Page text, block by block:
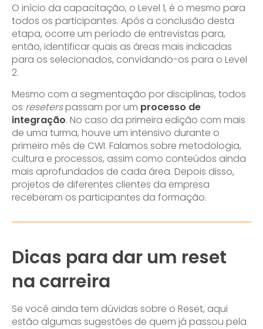
O início da capacitação, o Level 1, é o mesmo para
todos os participantes. Após a conclusão desta
etapa, ocorre um período de entrevistas para,
então, identificar quais as áreas mais indicadas
para os selecionados, convidando-os para o Level
2.
Mesmo com a segmentação por disciplinas, todos
os reseterspassam por um processo de
integração. No caso da primeira edição com mais
de uma turma, houve um intensivo durante o
primeiro mês de CWI. Falamos sobre metodologia,
cultura e processos, assim como conteúdos ainda
mais aprofundados de cada área. Depois disso,
projetos de diferentes clientes da empresa
receberam os participantes da formação.
Dicas para dar um reset
na carreira
Se você ainda tem dúvidas sobre o Reset, aqui
estão algumas sugestões de quem já passou pela